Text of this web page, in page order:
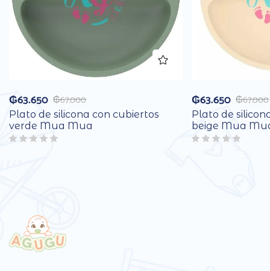
₲67.000
₲63.650
Plato de silicona con cubiertos
verde Mua Mua
₲67.000
₲63.650
Plato de
beige Mua